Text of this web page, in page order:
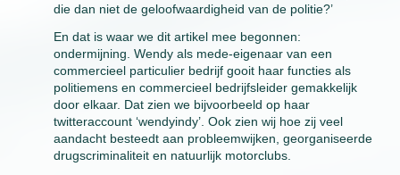
die dan niet de geloofwaardigheid van de politie?’
En dat is waar we dit artikel mee begonnen:
ondermijning. Wendy als mede-eigenaar van een
commercieel particulier bedrijf gooit haar functies als
politiemens en commercieel bedrijfsleider gemakkelijk
door elkaar. Dat zien we bijvoorbeeld op haar
twitteraccount ‘wendyindy’. Ook zien wij hoe zij veel
aandacht besteedt aan probleemwijken, georganiseerde
drugscriminaliteit en natuurlijk motorclubs.